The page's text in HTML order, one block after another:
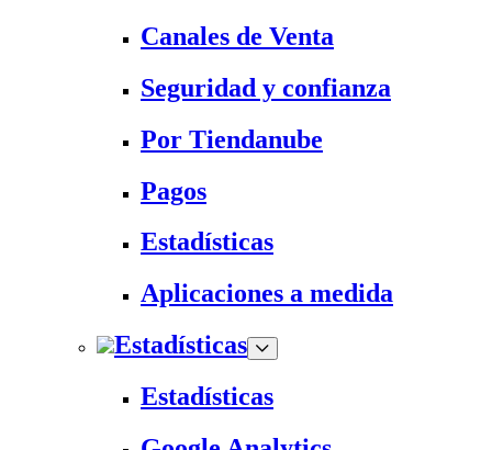
Canales de Venta
Seguridad y confianza
Por Tiendanube
Pagos
Estadísticas
Aplicaciones a medida
Estadísticas
Estadísticas